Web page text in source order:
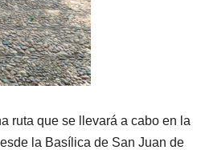
ruta que se llevará a cabo en la
la Basílica de San Juan de